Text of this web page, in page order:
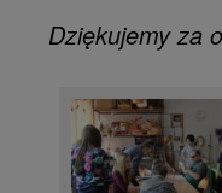
Dziękujemy za